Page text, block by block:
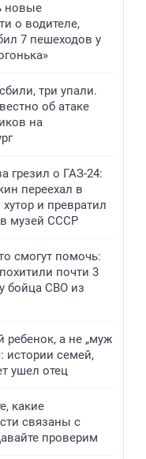
новые
о водителе,
7 пешеходов у
три упали.
об атаке
на
грезил о ГАЗ-24:
переехал в
и превратил
музей СССР
смогут помочь:
почти 3
бойца СВО из
ребенок, а не „муж
истории семей,
ушел отец
какие
связаны с
проверим